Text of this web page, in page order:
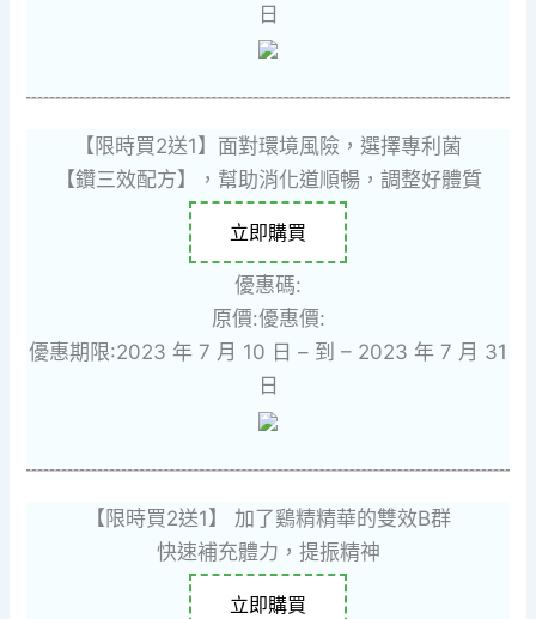
日
【限時買2送1】面對環境風險，選擇專利菌
【鑽三效配方】，幫助消化道順暢，調整好體質
立即購買
優惠碼:
原價:優惠價:
優惠期限:2023 年 7 月 10 日 – 到 – 2023 年 7 月 31
日
【限時買2送1】 加了鷄精精華的雙效B群
快速補充體力，提振精神
立即購買